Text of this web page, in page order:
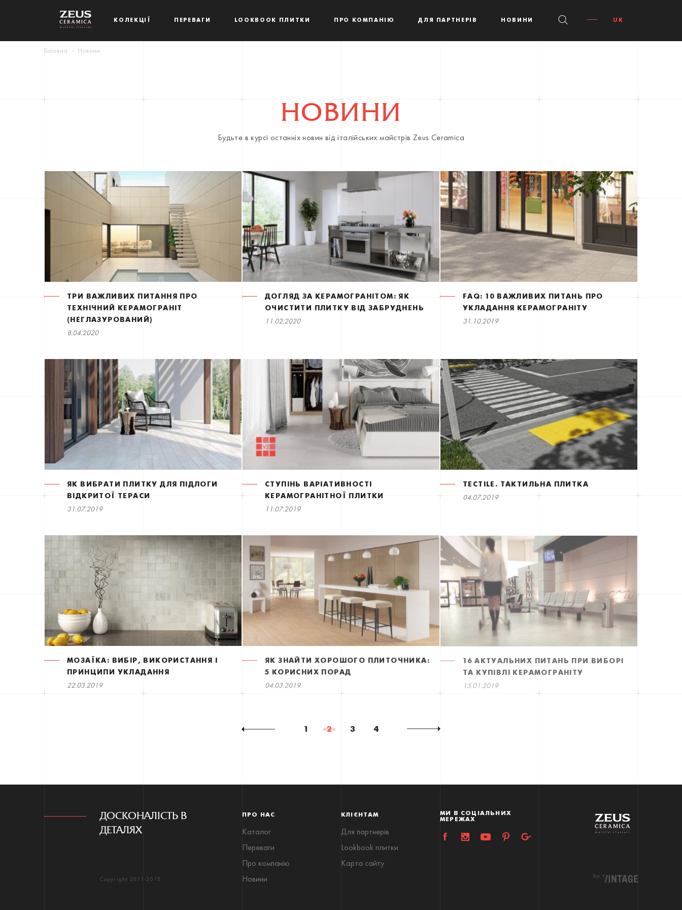
Головна Новини
UK
КОЛЕКЦІЇ ПЕРЕВАГИ LOOKBOOK ПЛИТКИ ПРО КОМПАНІЮ ДЛЯ ПАРТНЕРІВ НОВИНИ
НОВИНИ
Будьте в курсі останніх новин від італійських майстрів Zeus Ceramica
ТРИ ВАЖЛИВИХ ПИТАННЯ ПРО
ТЕХНІЧНИЙ КЕРАМОГРАНІТ
(НЕГЛАЗУРОВАНИЙ)
8.04.2020
ДОГЛЯД ЗА КЕРАМОГРАНІТОМ: ЯК
ОЧИСТИТИ ПЛИТКУ ВІД ЗАБРУДНЕНЬ
11.02.2020
FAQ: 10 ВАЖЛИВИХ ПИТАНЬ ПРО
УКЛАДАННЯ КЕРАМОГРАНІТУ
31.10.2019
​ЯК ВИБРАТИ ПЛИТКУ ДЛЯ ПІДЛОГИ
ВІДКРИТОЇ ТЕРАСИ
31.07.2019
СТУПІНЬ ВАРІАТИВНОСТІ
КЕРАМОГРАНІТНОЇ ПЛИТКИ
11.07.2019
TECTILE. ТАКТИЛЬНА ПЛИТКА
04.07.2019
МОЗАЇКА: ВИБІР, ВИКОРИСТАННЯ І
ПРИНЦИПИ УКЛАДАННЯ
22.03.2019
ЯК ЗНАЙТИ ХОРОШОГО ПЛИТОЧНИКА:
5 КОРИСНИХ ПОРАД
04.03.2019
16 АКТУАЛЬНИХ ПИТАНЬ ПРИ ВИБОРІ
ТА КУПІВЛІ КЕРАМОГРАНІТУ
15.01.2019
1 2 3 4
ДОСКОНАЛІСТЬ В
ДЕТАЛЯХ
ПРО НАС
Каталог
Переваги
Про компанію
Новини
КЛІЄНТАМ
Для партнерів
Lookbook плитки
Карта сайту
МИ В СОЦІАЛЬНИХ
МЕРЕЖАХ
Copyright 2011-2018
by